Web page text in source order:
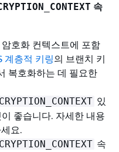
속
호화 컨텍스트에 포함
계층적 키링의 브랜치 키
복호화하는 데 필요한
있
좋습니다. 자세한 내용
요.
속